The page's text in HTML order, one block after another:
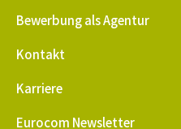
Bewerbung als Agentur
Kontakt
Karriere
Eurocom Newsletter